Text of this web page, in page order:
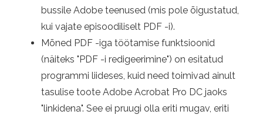
bussile Adobe teenused (mis pole õigustatud,
kui vajate episoodiliselt PDF -i).
Mõned PDF -iga töötamise funktsioonid
(näiteks "PDF -i redigeerimine") on esitatud
programmi liideses, kuid need toimivad ainult
tasulise toote Adobe Acrobat Pro DC jaoks
"linkidena". See ei pruugi olla eriti mugav, eriti